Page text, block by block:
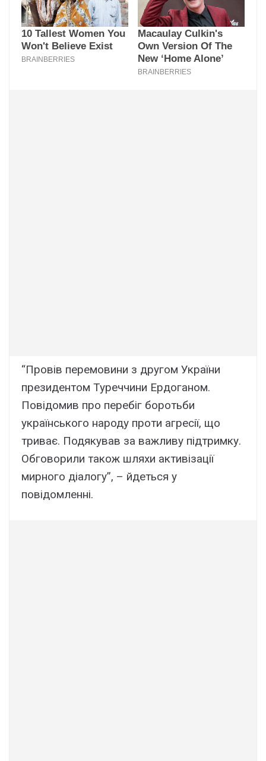
“Провів перемовини з другом України
президентом Туреччини Ердоганом.
Повідомив про перебіг боротьби
українського народу проти агресії, що
триває. Подякував за важливу підтримку.
Обговорили також шляхи активізації
мирного діалогу”, – йдеться у
повідомленні.